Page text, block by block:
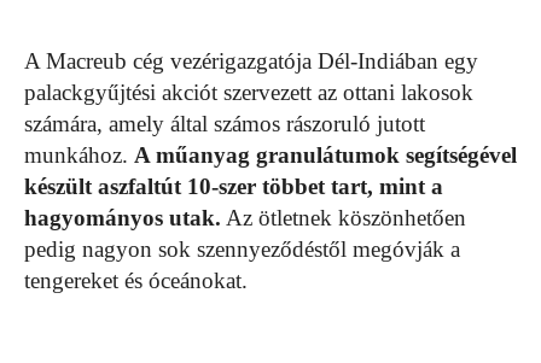
A Macreub cég vezérigazgatója Dél-Indiában egy
palackgyűjtési akciót szervezett az ottani lakosok
számára, amely által számos rászoruló jutott
munkához. A műanyag granulátumok segítségével
készült aszfaltút 10-szer többet tart, mint a
hagyományos utak. Az ötletnek köszönhetően
pedig nagyon sok szennyeződéstől megóvják a
tengereket és óceánokat.